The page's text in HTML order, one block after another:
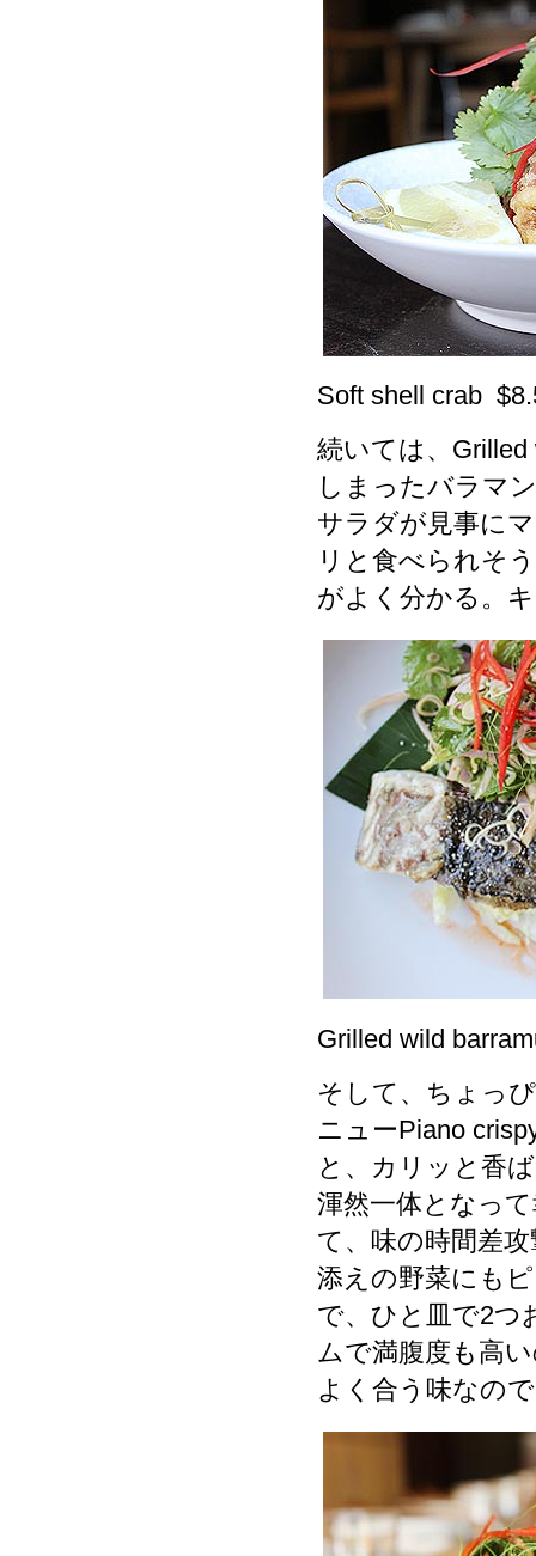
Soft shell crab
続いては、
しまったバラマ
サラダが見事に
リと食べられそ
がよく分かる。
Grilled wild
そして、ちょっ
ニューPiano
と、カリッと香
渾然一体となっ
て、味の時間差
添えの野菜にも
で、ひと皿で2つ
ムで満腹度も高
よく合う味なの